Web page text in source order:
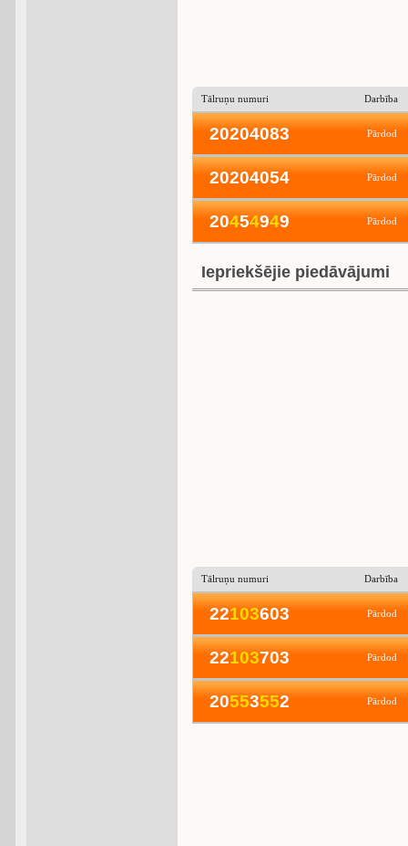
Tālruņu numuri Darbība
20204083 Pārdod
20204054 Pārdod
20454949 Pārdod
Iepriekšējie piedāvājumi
Tālruņu numuri Darbība
22103603 Pārdod
22103703 Pārdod
20553552 Pārdod